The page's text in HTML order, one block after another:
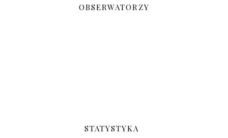
OBSERWATORZY
STATYSTYKA